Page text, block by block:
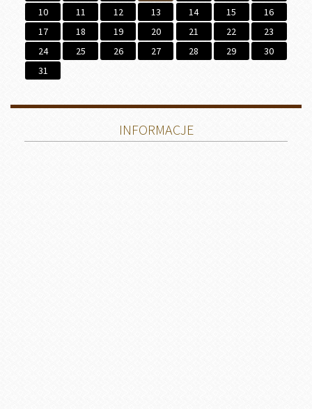
10
11 12 13 14 15
16
17
18 19 20 21 22
23
24
25 26 27 28 29
30
31
INFORMACJE